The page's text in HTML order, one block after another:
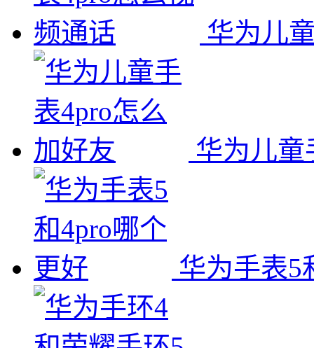
华为儿
华为儿童
华为手表5